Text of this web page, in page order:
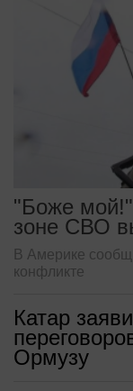
"Боже
зоне СВО
В Америке
конфликте
Катар
Ормузу